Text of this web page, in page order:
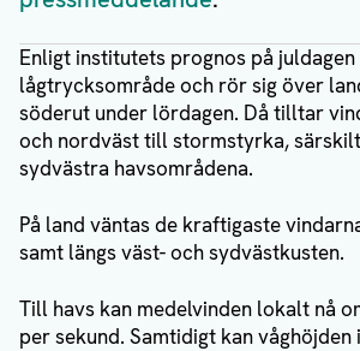
Enligt institutets prognos på
lågtrycksområde och rör sig över
söderut under lördagen. Då tilltar
och nordväst till stormstyrka,
sydvästra havsområdena.
På land väntas de kraftigaste
samt längs väst- och sydvästkusten.
Till havs kan medelvinden lokalt nå
per sekund. Samtidigt kan